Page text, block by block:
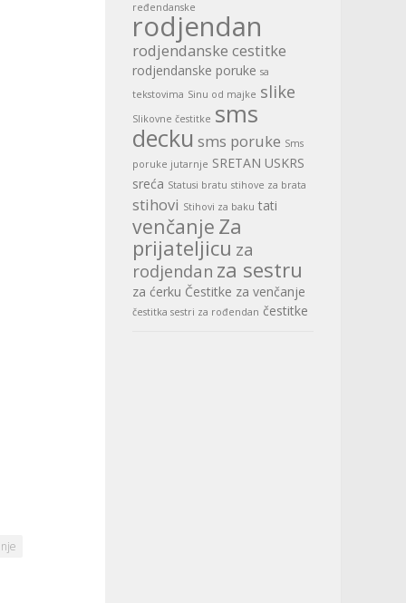
ređendanske
rodjendan
rodjendanske cestitke
rodjendanske poruke sa
tekstovima Sinu od majke slike
Slikovne čestitke sms
decku sms poruke Sms
poruke jutarnje SRETAN USKRS
sreća Statusi bratu stihove za brata
stihovi Stihovi za baku tati
venčanje Za
prijateljicu za
rodjendan za sestru
za ćerku Čestitke za venčanje
čestitka sestri za rođendan čestitke